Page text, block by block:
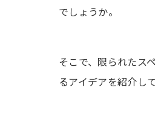
でしょうか。
そこで、限られたス
るアイデアを紹介し